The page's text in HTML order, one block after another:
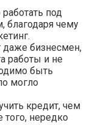
под
благодаря чему
бизнесмен,
работы и не
быть
могло
кредит, чем
нередко